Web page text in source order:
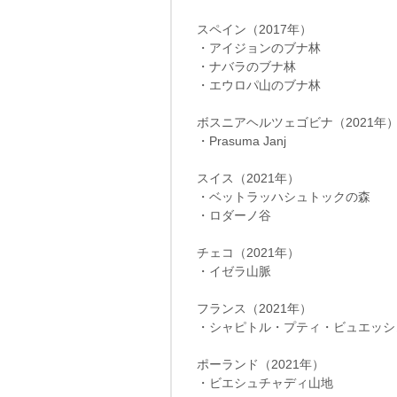
スペイン（2017年）
・アイジョンのブナ林
・ナバラのブナ林
・エウロパ山のブナ林
ボスニアヘルツェゴビナ（2021年
・Prasuma Janj
スイス（2021年）
・ベットラッハシュトックの森
・ロダーノ谷
チェコ（2021年）
・イゼラ山脈
フランス（2021年）
・シャピトル・プティ・ビュエッ
ポーランド（2021年）
・ビエシュチャディ山地